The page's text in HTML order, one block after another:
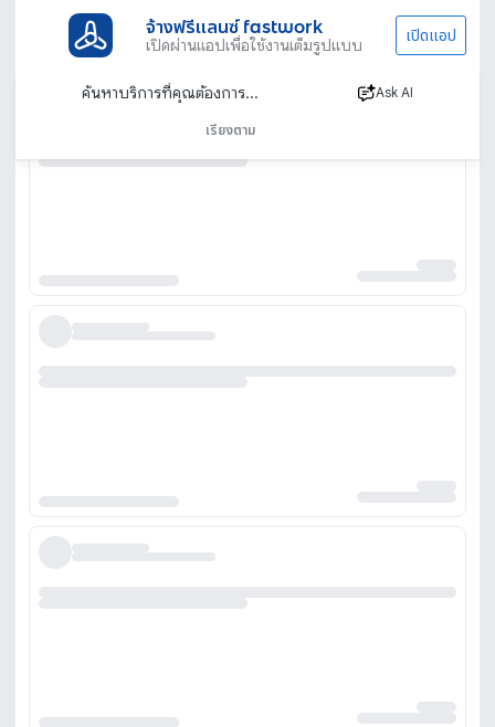
จ้างฟรีแลนซ์ fastwork
เปิดผ่านแอปเพื่อใช้งานเต็มรูปแบบ เปิดแอป
Ask AI
เรียงตาม